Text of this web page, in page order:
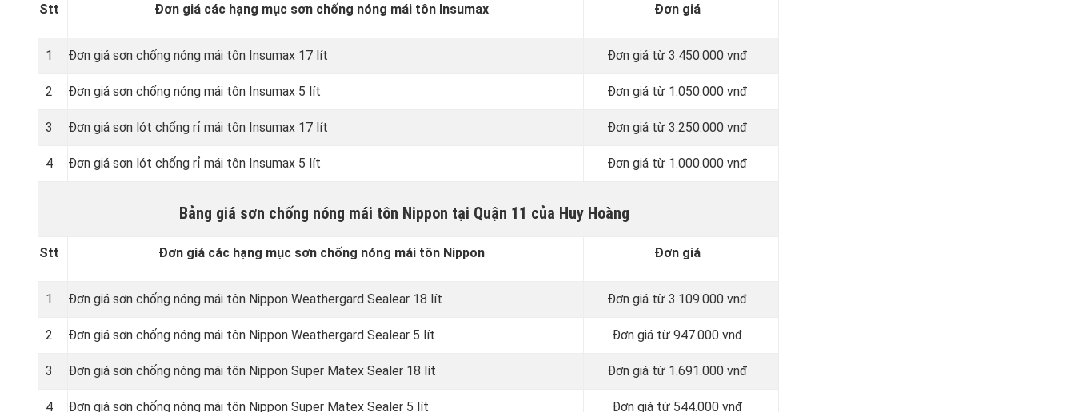
Stt Đơn giá các hạng mục sơn chống nóng mái tôn Insumax Đơn giá
1 Đơn giá sơn chống nóng mái tôn Insumax 17 lít Đơn giá từ 3.450.000 vnđ
2 Đơn giá sơn chống nóng mái tôn Insumax 5 lít Đơn giá từ 1.050.000 vnđ
3 Đơn giá sơn lót chống rỉ mái tôn Insumax 17 lít Đơn giá từ 3.250.000 vnđ
4 Đơn giá sơn lót chống rỉ mái tôn Insumax 5 lít Đơn giá từ 1.000.000 vnđ
Bảng giá sơn chống nóng mái tôn Nippon tại Quận 11 của Huy Hoàng
Stt Đơn giá các hạng mục sơn chống nóng mái tôn Nippon Đơn giá
1 Đơn giá sơn chống nóng mái tôn Nippon Weathergard Sealear 18 lít Đơn giá từ 3.109.000 vnđ
2 Đơn giá sơn chống nóng mái tôn Nippon Weathergard Sealear 5 lít Đơn giá từ 947.000 vnđ
3 Đơn giá sơn chống nóng mái tôn Nippon Super Matex Sealer 18 lít Đơn giá từ 1.691.000 vnđ
4 Đơn giá sơn chống nóng mái tôn Nippon Super Matex Sealer 5 lít Đơn giá từ 544.000 vnđ